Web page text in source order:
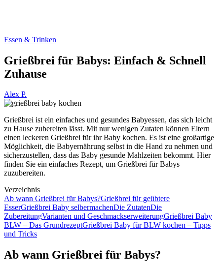
Essen & Trinken
Grießbrei für Babys: Einfach & Schnell
Zuhause
Alex P.
Grießbrei ist ein einfaches und gesundes Babyessen, das sich leicht
zu Hause zubereiten lässt. Mit nur wenigen Zutaten können Eltern
einen leckeren Grießbrei für ihr Baby kochen. Es ist eine großartige
Möglichkeit, die Babyernährung selbst in die Hand zu nehmen und
sicherzustellen, dass das Baby gesunde Mahlzeiten bekommt. Hier
finden Sie ein einfaches Rezept, um Grießbrei für Babys
zuzubereiten.
Verzeichnis
Ab wann Grießbrei für Babys?Grießbrei für geübtere
EsserGrießbrei Baby selbermachenDie ZutatenDie
ZubereitungVarianten und GeschmackserweiterungGrießbrei Baby
BLW – Das GrundrezeptGrießbrei Baby für BLW kochen – Tipps
und Tricks
Ab wann Grießbrei für Babys?